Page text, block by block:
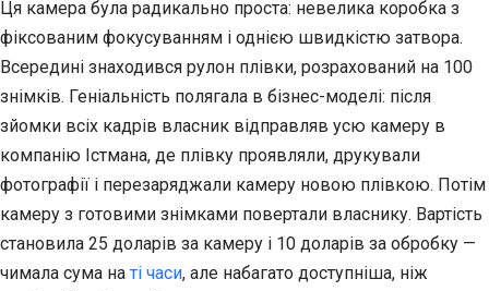
Ця камера була радикально проста: невелика коробка з
фіксованим фокусуванням і однією швидкістю затвора.
Всередині знаходився рулон плівки, розрахований на 100
знімків. Геніальність полягала в бізнес-моделі: після
зйомки всіх кадрів власник відправляв усю камеру в
компанію Істмана, де плівку проявляли, друкували
фотографії і перезаряджали камеру новою плівкою. Потім
камеру з готовими знімками повертали власнику. Вартість
становила 25 доларів за камеру і 10 доларів за обробку —
чимала сума на ті часи, але набагато доступніша, ніж